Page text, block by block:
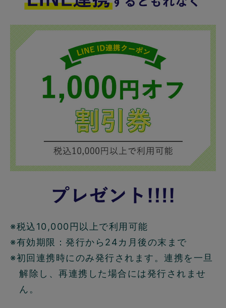
※税込10,000円以上で利用可能
※有効期限：発行から24カ月後の末まで
※初回連携時にのみ発行されます。連携を一旦
解除し、再連携した場合には発行されませ
ん。